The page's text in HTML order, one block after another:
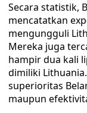
Secara statistik,
mencatatkan
mengungguli
Mereka juga
hampir dua kali
dimiliki
superioritas
maupun